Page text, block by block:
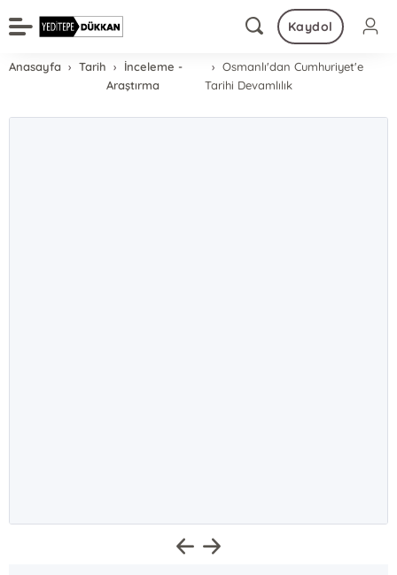
Kaydol
Anasayfa Tarih
İnceleme -
Araştırma
Osmanlı'dan Cumhuriyet'e
Tarihi Devamlılık